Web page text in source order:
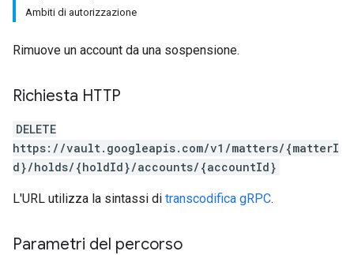
Ambiti di autorizzazione
Rimuove un account da una sospensione.
Richiesta HTTP
DELETE
https://vault.googleapis.com/v1/matters/{matterI
d}/holds/{holdId}/accounts/{accountId}
L'URL utilizza la sintassi di transcodifica gRPC.
Parametri del percorso